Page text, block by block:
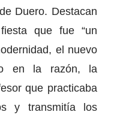
Duero. Destacan
que fue “un
el nuevo
en la razón, la
que practicaba
y transmitía los